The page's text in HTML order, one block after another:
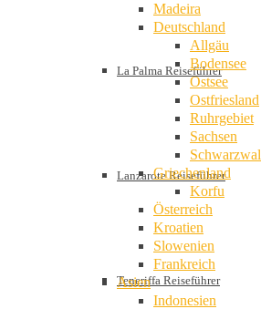
La Palma Reiseführer
Lanzarote Reiseführer
Teneriffa Reiseführer
Madeira
Deutschland
Allgäu
Bodensee
Ostsee
Ostfriesland
Ruhrgebiet
Sachsen
Griechenland
Korfu
Österreich
Kroatien
Slowenien
Frankreich
Asien
Indonesien